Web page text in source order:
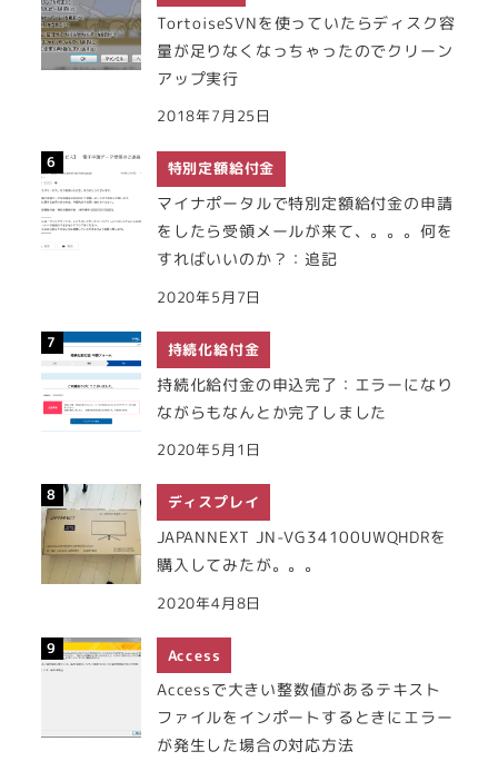
TortoiseSVNを使っていたらディスク容
量が足りなくなっちゃったのでクリーン
アップ実行
2018年7月25日
特別定額給付金
マイナポータルで特別定額給付金の申請
をしたら受領メールが来て、。。。何を
すればいいのか？：追記
2020年5月7日
持続化給付金
持続化給付金の申込完了：エラーになり
ながらもなんとか完了しました
2020年5月1日
ディスプレイ
JAPANNEXT JN-VG34100UWQHDRを
購入してみたが。。。
2020年4月8日
Access
Accessで大きい整数値があるテキスト
ファイルをインポートするときにエラー
が発生した場合の対応方法